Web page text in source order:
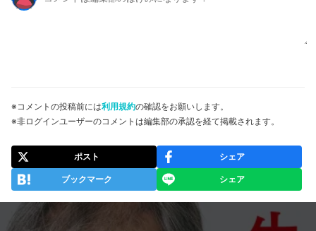
※コメントの投稿前には利用規約の確認をお願いします。
※非ログインユーザーのコメントは編集部の承認を経て掲載されます。
ポスト シェア
ブックマーク シェア